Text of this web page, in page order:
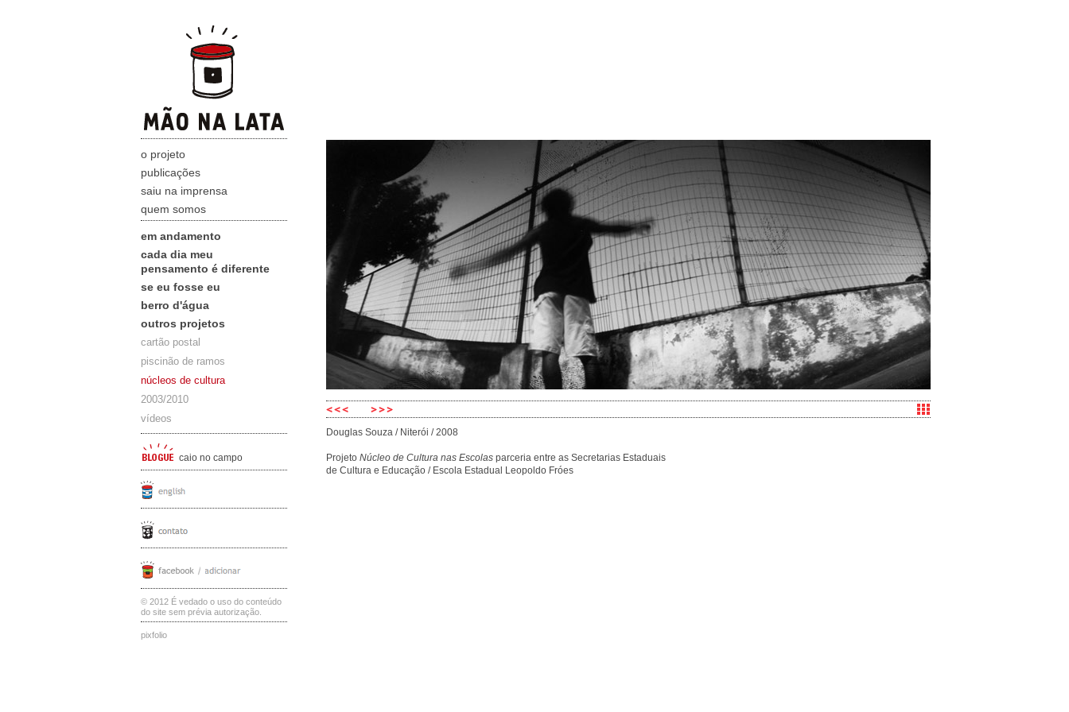
o projeto
publicações
saiu na imprensa
quem somos
em andamento
cada dia meu
pensamento é diferente
se eu fosse eu
berro d'água
outros projetos
cartão postal
piscinão de ramos
núcleos de cultura
2003/2010
vídeos
caio no campo
© 2012 É vedado o uso do conteúdo
do site sem prévia autorização.
pixfolio
Douglas Souza / Niterói / 2008
Projeto Núcleo de Cultura nas Escolas parceria entre as Secretarias Estaduais
de Cultura e Educação / Escola Estadual Leopoldo Fróes